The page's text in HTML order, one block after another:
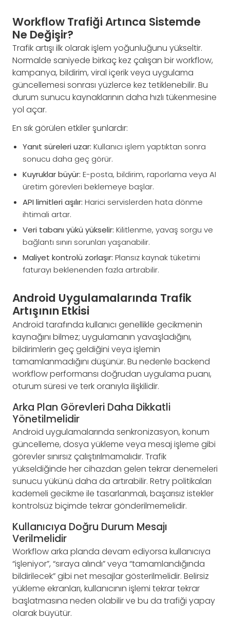
Workflow Trafiği Artınca Sistemde
Ne Değişir?
Trafik artışı ilk olarak işlem yoğunluğunu yükseltir.
Normalde saniyede birkaç kez çalışan bir workflow,
kampanya, bildirim, viral içerik veya uygulama
güncellemesi sonrası yüzlerce kez tetiklenebilir. Bu
durum sunucu kaynaklarının daha hızlı tükenmesine
yol açar.
En sık görülen etkiler şunlardır:
Yanıt süreleri uzar: Kullanıcı işlem yaptıktan sonra
sonucu daha geç görür.
Kuyruklar büyür: E-posta, bildirim, raporlama veya AI
üretim görevleri beklemeye başlar.
API limitleri aşılır: Harici servislerden hata dönme
ihtimali artar.
Veri tabanı yükü yükselir: Kilitlenme, yavaş sorgu ve
bağlantı sınırı sorunları yaşanabilir.
Maliyet kontrolü zorlaşır: Plansız kaynak tüketimi
faturayı beklenenden fazla artırabilir.
Android Uygulamalarında Trafik
Artışının Etkisi
Android tarafında kullanıcı genellikle gecikmenin
kaynağını bilmez; uygulamanın yavaşladığını,
bildirimlerin geç geldiğini veya işlemin
tamamlanmadığını düşünür. Bu nedenle backend
workflow performansı doğrudan uygulama puanı,
oturum süresi ve terk oranıyla ilişkilidir.
Arka Plan Görevleri Daha Dikkatli
Yönetilmelidir
Android uygulamalarında senkronizasyon, konum
güncelleme, dosya yükleme veya mesaj işleme gibi
görevler sınırsız çalıştırılmamalıdır. Trafik
yükseldiğinde her cihazdan gelen tekrar denemeleri
sunucu yükünü daha da artırabilir. Retry politikaları
kademeli gecikme ile tasarlanmalı, başarısız istekler
kontrolsüz biçimde tekrar gönderilmemelidir.
Kullanıcıya Doğru Durum Mesajı
Verilmelidir
Workflow arka planda devam ediyorsa kullanıcıya
“işleniyor”, “sıraya alındı” veya “tamamlandığında
bildirilecek” gibi net mesajlar gösterilmelidir. Belirsiz
yükleme ekranları, kullanıcının işlemi tekrar tekrar
başlatmasına neden olabilir ve bu da trafiği yapay
olarak büyütür.